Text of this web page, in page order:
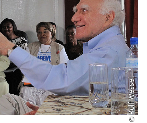
© Rolf Wessel